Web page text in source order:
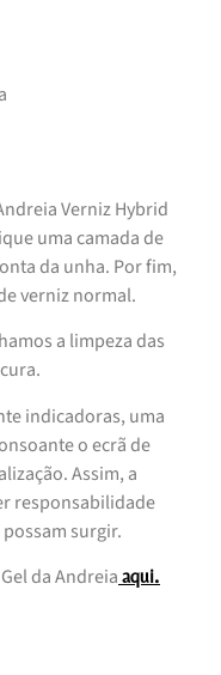
Verniz Hybrid
uma camada de
da unha. Por fim,
verniz normal.
a limpeza das
indicadoras, uma
o ecrã de
Assim, a
responsabilidade
surgir.
da Andreia aqui.